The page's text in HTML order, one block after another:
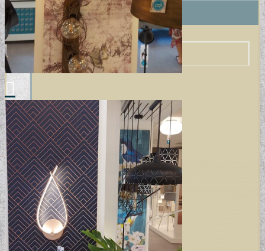
VINYL / LAMINÁLT PADLÓ
LAMINÁLT PADLÓ